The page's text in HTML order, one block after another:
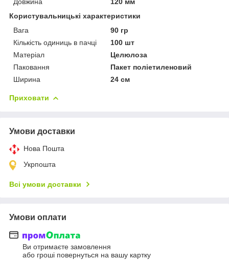
Користувальницькі характеристики
Вага
90 гр
Кількість одиниць в пачці
100 шт
Матеріал
Целюлоза
Паковання
Пакет поліетиленовий
Ширина
24 см
Приховати
Умови доставки
Нова Пошта
Укрпошта
Всі умови доставки
Умови оплати
Ви отримаєте замовлення
або гроші повернуться на вашу картку